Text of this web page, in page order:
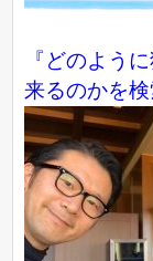
『どのよう
来るのかを